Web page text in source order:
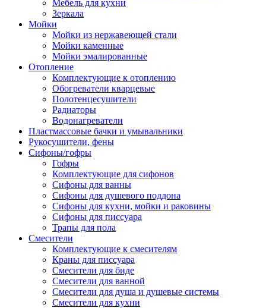
Мебель для кухни
Зеркала
Мойки
Мойки из нержавеющей стали
Мойки каменные
Мойки эмалированные
Отопление
Комплектующие к отоплению
Обогреватели кварцевые
Полотенцесушители
Радиаторы
Водонагреватели
Пластмассовые бачки и умывальники
Рукосушители, фены
Сифоны/гофры
Гофры
Комплектующие для сифонов
Сифоны для ванны
Сифоны для душевого поддона
Сифоны для кухни, мойки и раковины
Сифоны для писсуара
Трапы для пола
Смесители
Комплектующие к смесителям
Краны для писсуара
Смесители для биде
Смесители для ванной
Смесители для душа и душевые системы
Смесители для кухни